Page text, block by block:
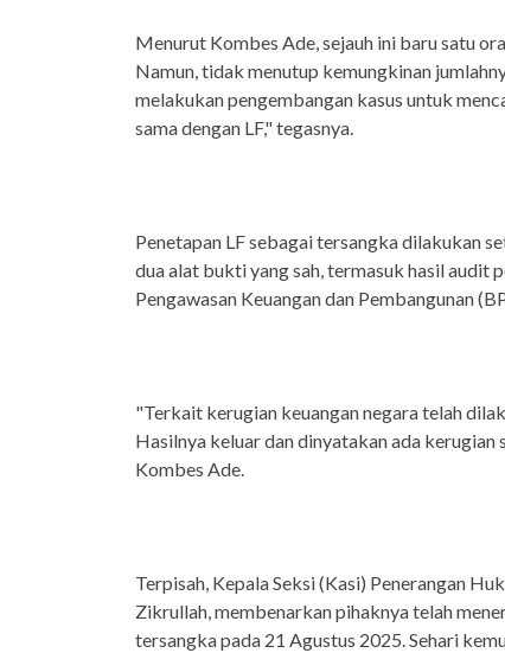
Menurut Kombes Ade, sejauh ini baru satu
Namun, tidak menutup kemungkinan
melakukan pengembangan kasus untuk
sama dengan LF," tegasnya.
Penetapan LF sebagai tersangka dilakukan
dua alat bukti yang sah, termasuk hasil audit
Pengawasan Keuangan dan Pembangunan
"Terkait kerugian keuangan negara telah
Hasilnya keluar dan dinyatakan ada kerugian
Kombes Ade.
Terpisah, Kepala Seksi (Kasi) Penerangan
Zikrullah, membenarkan pihaknya telah
tersangka pada 21 Agustus 2025. Sehari